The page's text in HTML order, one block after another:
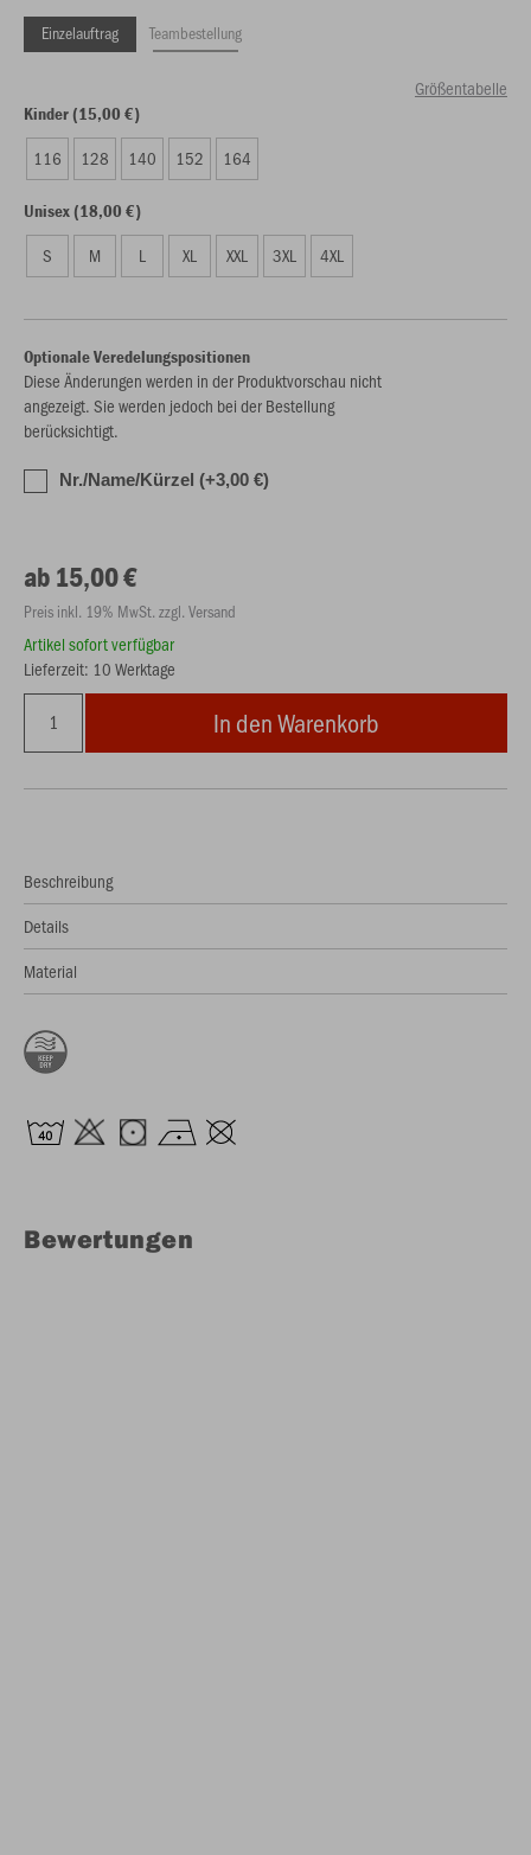
Einzelauftrag Teambestellung
Größentabelle
Kinder (15,00 €)
116 128 140 152 164
Unisex (18,00 €)
S M L XL XXL 3XL 4XL
Optionale Veredelungspositionen
Diese Änderungen werden in der Produktvorschau nicht
angezeigt. Sie werden jedoch bei der Bestellung
berücksichtigt.
Nr./Name/Kürzel (+3,00 €)
ab 15,00 €
Preis inkl. 19% MwSt. zzgl. Versand
Artikel sofort verfügbar
Lieferzeit: 10 Werktage
In den Warenkorb
Beschreibung
Details
Material
Bewertungen